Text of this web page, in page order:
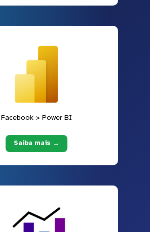
Facebook > Power BI
Saiba mais →